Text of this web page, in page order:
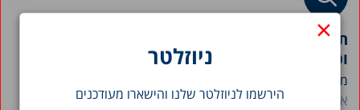
×
ניוזלטר
הירשמו לניוזלטר שלנו והישארו מעודכנים
וכלכלה בישראל
מרכז טאוב מפרסם את חוברת "תמונת מצב המדינה" לשנת...
אבי וייס